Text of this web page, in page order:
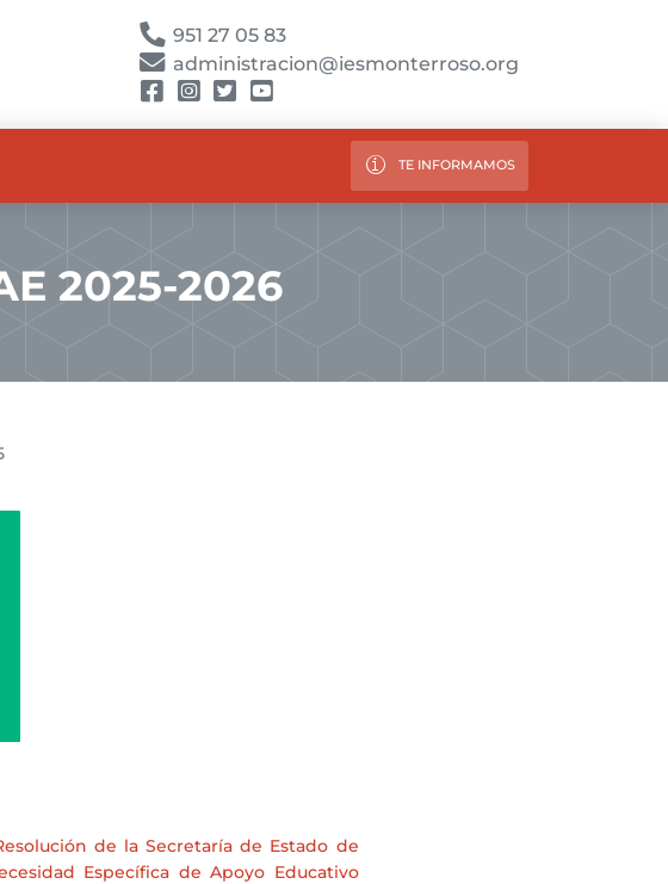
951 27 05 83
administracion@iesmonterroso.org
TE INFORMAMOS
2025-2026
de la Secretaría de Estado de
Específica de Apoyo Educativo